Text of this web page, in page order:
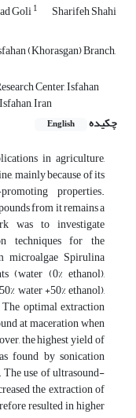
Goli1 Sharifeh Shahi
(Khorasgan) Branch,
Center, Isfahan
Iran
چکیده
English
in agriculture,
mainly because of its
properties.
from it remains a
was to investigate
techniques for the
microalgae Spirulina
(water (0% ethanol),
water +50% ethanol),
optimal extraction
at maceration when
the highest yield of
found by sonication
The use of ultrasound-
the extraction of
resulted in higher